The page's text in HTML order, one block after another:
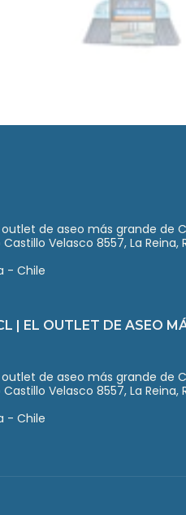
de aseo más grande de
Velasco 8557, La
- Chile
| EL OUTLET DE ASEO
de aseo más grande de
Velasco 8557, La
- Chile